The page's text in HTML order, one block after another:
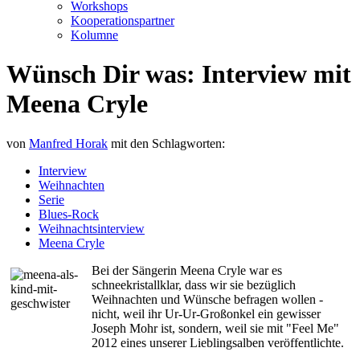
Workshops
Kooperationspartner
Kolumne
Wünsch Dir was: Interview mit
Meena Cryle
von Manfred Horak mit den Schlagworten:
Interview
Weihnachten
Serie
Blues-Rock
Weihnachtsinterview
Meena Cryle
Bei der Sängerin Meena Cryle war es
schneekristallklar, dass wir sie bezüglich
Weihnachten und Wünsche befragen wollen -
nicht, weil ihr Ur-Ur-Großonkel ein gewisser
Joseph Mohr ist, sondern, weil sie mit "Feel Me"
2012 eines unserer Lieblingsalben veröffentlichte.